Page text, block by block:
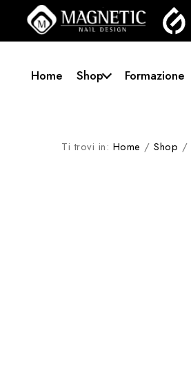
Home Shop Formazione
Ti trovi in: Home /Shop /